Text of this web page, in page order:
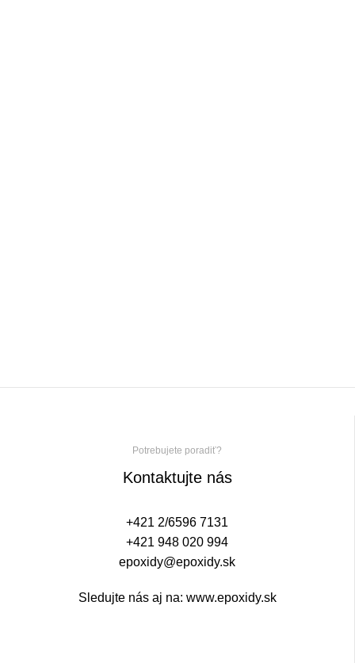
Potrebujete poradiť?
Kontaktujte nás
+421 2/6596 7131
+421 948 020 994
epoxidy@epoxidy.sk
Sledujte nás aj na: www.epoxidy.sk